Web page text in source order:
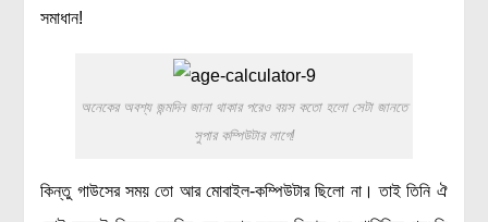
রাষ্ট্রবিজ্ঞান
বাংলাদেশী বিজ্ঞানী
সমাধান!
অনেকের অবশ্য জন্মদিন জানা থাকার পরেও বয়স কতো হলো সেটা জানতে
সুপার কম্পিউটার লাগে!
কিন্তু গাউসের সময় তো আর মোবাইল-কম্পিউটার ছিলো না। তাই তিনি ঐ